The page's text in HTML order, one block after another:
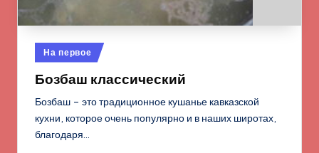
Опубликовано
в
На первое
Бозбаш классический
Бозбаш – это традиционное кушанье кавказской
кухни, которое очень популярно и в наших широтах,
благодаря…